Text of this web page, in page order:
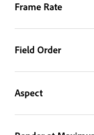
Frame Rate
Field Order
Aspect